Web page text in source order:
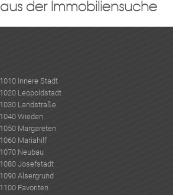
der Immobiliensuche
Innere Stadt
Leopoldstadt
Landstraße
Wieden
Margareten
Mariahilf
Neubau
Josefstadt
Alsergrund
Favoriten